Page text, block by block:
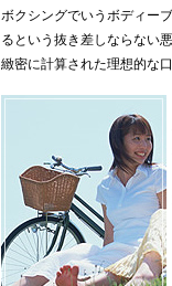
ボクシングでいうボディー
るという抜き差しならない
緻密に計算された理想的な